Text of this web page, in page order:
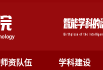
师资队伍 学科建设